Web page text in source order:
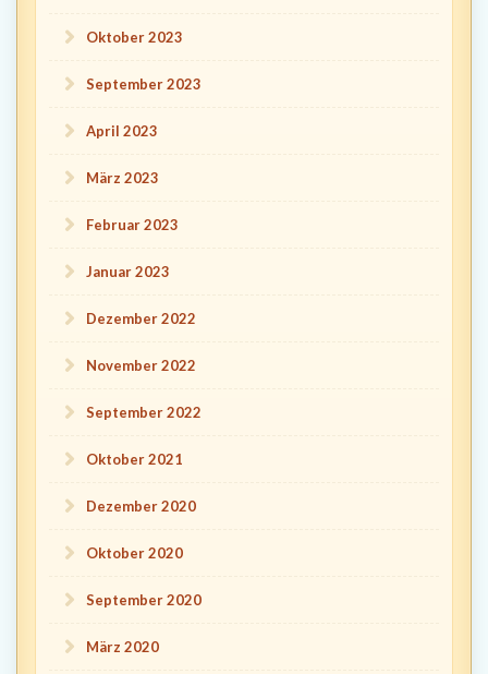
Oktober 2023
September 2023
April 2023
März 2023
Februar 2023
Januar 2023
Dezember 2022
November 2022
September 2022
Oktober 2021
Dezember 2020
Oktober 2020
September 2020
März 2020